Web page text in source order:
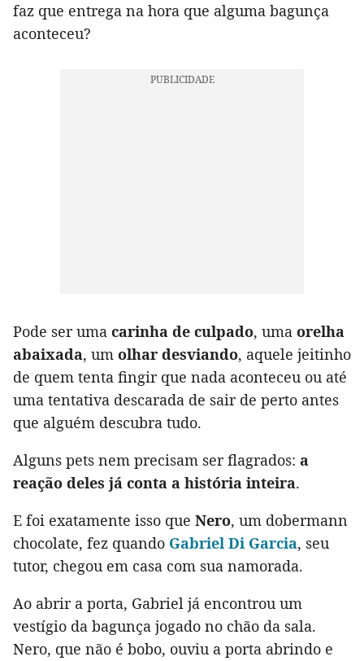
faz que entrega na hora que alguma bagunça
aconteceu?
Pode ser uma carinha de culpado, uma orelha
abaixada, um olhar desviando, aquele jeitinho
de quem tenta fingir que nada aconteceu ou até
uma tentativa descarada de sair de perto antes
que alguém descubra tudo.
Alguns pets nem precisam ser flagrados: a
reação deles já conta a história inteira.
E foi exatamente isso que Nero, um dobermann
chocolate, fez quando Gabriel Di Garcia, seu
tutor, chegou em casa com sua namorada.
Ao abrir a porta, Gabriel já encontrou um
vestígio da bagunça jogado no chão da sala.
Nero, que não é bobo, ouviu a porta abrindo e